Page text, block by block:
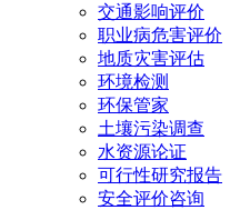
交通影响评价
职业病危害评价
地质灾害评估
环境检测
环保管家
土壤污染调查
水资源论证
可行性研究报告
安全评价咨询